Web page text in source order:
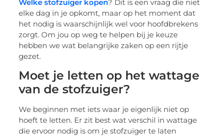
Welke stofzuiger kopen? Dit is een vraag die niet
elke dag in je opkomt, maar op het moment dat
het nodig is waarschijnlijk wel voor hoofdbrekens
zorgt. Om jou op weg te helpen bij je keuze
hebben we wat belangrijke zaken op een rijtje
gezet.
Moet je letten op het wattage
van de stofzuiger?
We beginnen met iets waar je eigenlijk niet op
hoeft te letten. Er zit best wat verschil in wattage
die ervoor nodig is om je stofzuiger te laten